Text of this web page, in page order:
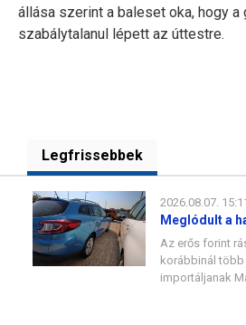
állása szerint a baleset oka, hogy a
szabálytalanul lépett az úttestre.
Legfrissebbek
2026.08.07.
Meglódult a
Az erős forint
korábbinál
importáljanak